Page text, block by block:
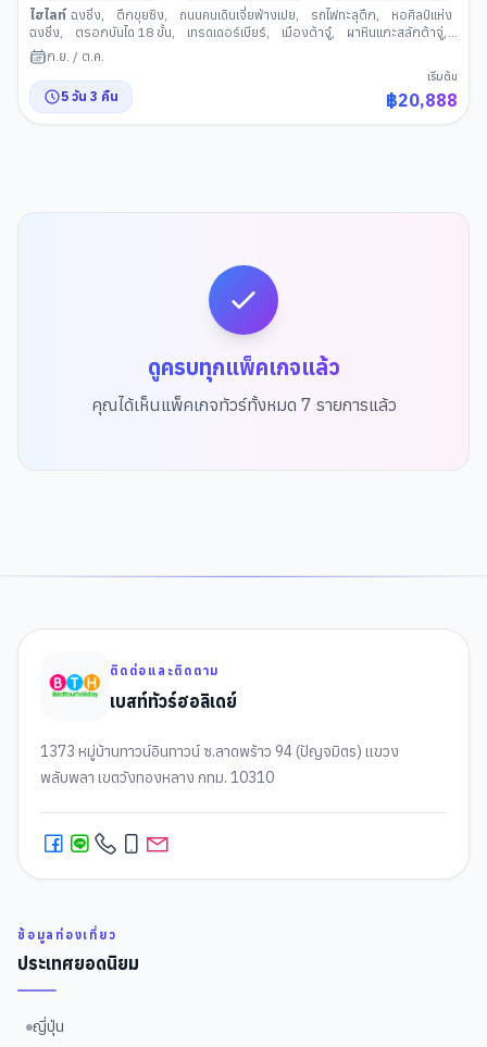
ไฮไลท์ ฉงชิ่ง, ตึกขุยซิง, ถนนคนเดินเจี่ยฟ่างเปย, รถไฟทะลุตึก,
หอศิลป์แห่ง
ฉงชิ่ง, ตรอกบันได 18 ขั้น, เทรดเดอร์เบียร์, เมืองต้าจู๋, ผาหินแกะสลักต้าจู่,
ถนนคนเดินเอ๋อหลิ่ง
สะพานสวรรค์
ห้าง THE RING
ก.ย. / ต.ค.
5 วัน 3 คืน
เริ่มต้น
฿20,888
ดูครบทุกแพ็คเกจแล้ว
คุณได้เห็นแพ็คเกจทัวร์ทั้งหมด 7 รายการแล้ว
ติดต่อและติดตาม
เบสท์ทัวร์ฮอลิเดย์
1373 หมู่บ้านทาวน์อินทาวน์ ซ.ลาดพร้าว 94 (ปัญจมิตร) แขวง
พลับพลา เขตวังทองหลาง กทม. 10310
ข้อมูลท่องเที่ยว
ประเทศยอดนิยม
ญี่ปุ่น